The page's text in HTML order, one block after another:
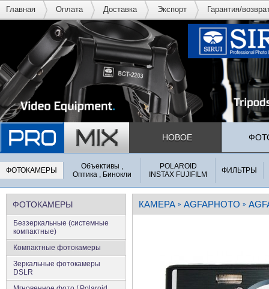
Главная Оплата Доставка Экспорт Гарантия/
НОВОЕ
ФОТОКАМЕРЫ
Объективы ,
Оптика , Бинокли
POLAROID
INSTAX FUJIFILM
ФИЛЬТРЫ
ФОТОКАМЕРЫ
Беззеркальные (системные
компактные)
Компактные фотокамеры
Зеркальные фотокамеры
DSLR
КАМЕРА » AGFAPHOTO »